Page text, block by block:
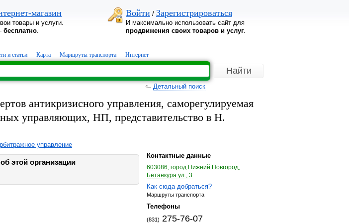
магазин
товары и услуги.
бесплатно.
Войти / Зарегистрироваться
И максимально использовать сайт для
продвижения своих товаров и услуг.
и статьи Карта Маршруты транспорта Интернет
Детальный поиск
антикризисного управления, саморегулируемая
управляющих, НП, представительство в Н.
управление
этой организации
Контактные данные
603086, город Нижний Новгород,
Бетанкура ул., 3
Как сюда добраться?
Маршруты транспорта
Телефоны
(831) 275-76-07